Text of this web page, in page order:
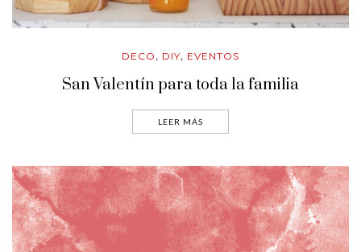
DECO , DIY, EVENTOS
San Valentín para toda la familia
LEER MÁS